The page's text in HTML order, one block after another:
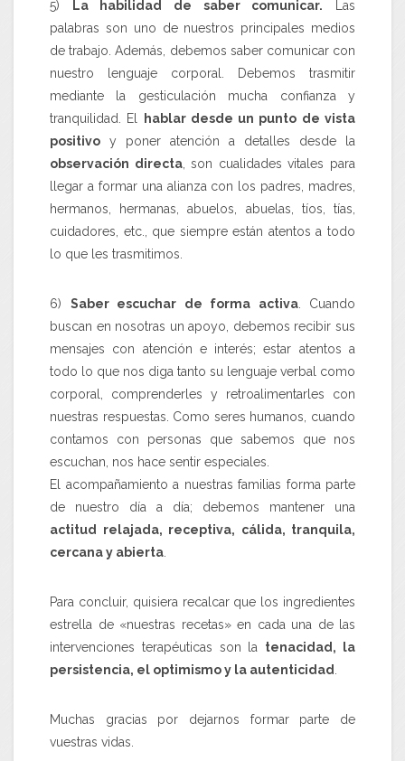
5) La habilidad de saber comunicar. Las
palabras son uno de nuestros principales medios
de trabajo. Además, debemos saber comunicar con
nuestro lenguaje corporal. Debemos trasmitir
mediante la gesticulación mucha confianza y
tranquilidad. El
hablar desde un punto de vista
positivo y poner atención a detalles desde la
observación directa, son cualidades vitales para
llegar a formar una alianza con los padres, madres,
hermanos, hermanas, abuelos, abuelas, tíos, tías,
cuidadores, etc., que siempre están atentos a todo
lo que les trasmitimos.
6) Saber escuchar de forma activa. Cuando
buscan en nosotras un apoyo, debemos recibir sus
mensajes con atención e interés; estar atentos a
todo lo que nos diga tanto su lenguaje verbal como
corporal, comprenderles y retroalimentarles con
nuestras respuestas. Como seres humanos, cuando
contamos con personas que sabemos que nos
escuchan, nos hace sentir especiales.
El acompañamiento a nuestras familias forma parte
de nuestro día a día; debemos mantener una
actitud relajada, receptiva, cálida, tranquila,
cercana y abierta
Para concluir, quisiera recalcar que los ingredientes
estrella de «nuestras recetas» en cada una de las
intervenciones terapéuticas son la tenacidad, la
persistencia, el optimismo y la autenticidad
Muchas gracias por dejarnos formar parte de
vuestras vidas.